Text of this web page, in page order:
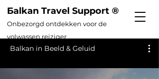
Бalkan Travel Support ®
Onbezorgd ontdekken voor de
volwassen reiziger
Balkan in Beeld & Geluid